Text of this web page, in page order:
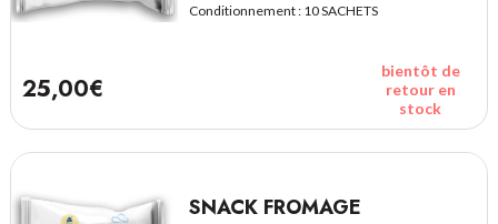
Conditionnement : 10 SACHETS
25,00€
bientôt de
retour en
stock
SNACK FROMAGE